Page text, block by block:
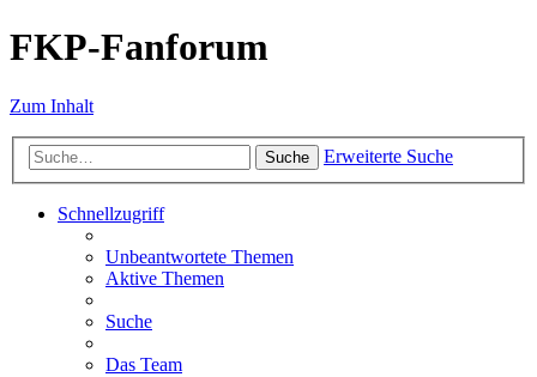
FKP-Fanforum
Zum Inhalt
Suche Erweiterte Suche
Schnellzugriff
Unbeantwortete Themen
Aktive Themen
Suche
Das Team